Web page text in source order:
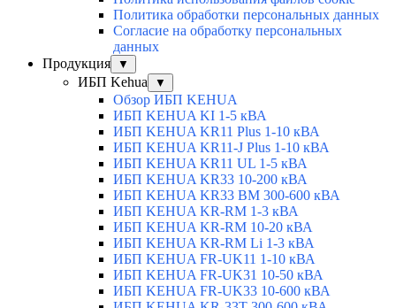
Политика обработки персональных данных
Согласие на обработку персональных
данных
Продукция
▼
ИБП Kehua ▼
Обзор ИБП KEHUA
ИБП KEHUA KI 1-5 кВА
ИБП KEHUA KR11 Plus 1-10 кВА
ИБП KEHUA KR11-J Plus 1-10 кВА
ИБП KEHUA KR11 UL 1-5 кВА
ИБП KEHUA KR33 10-200 кВА
ИБП KEHUA KR33 BM 300-600 кВА
ИБП KEHUA KR-RM 1-3 кВА
ИБП KEHUA KR-RM 10-20 кВА
ИБП KEHUA KR-RM Li 1-3 кВА
ИБП KEHUA FR-UK11 1-10 кВА
ИБП KEHUA FR-UK31 10-50 кВА
ИБП KEHUA FR-UK33 10-600 кВА